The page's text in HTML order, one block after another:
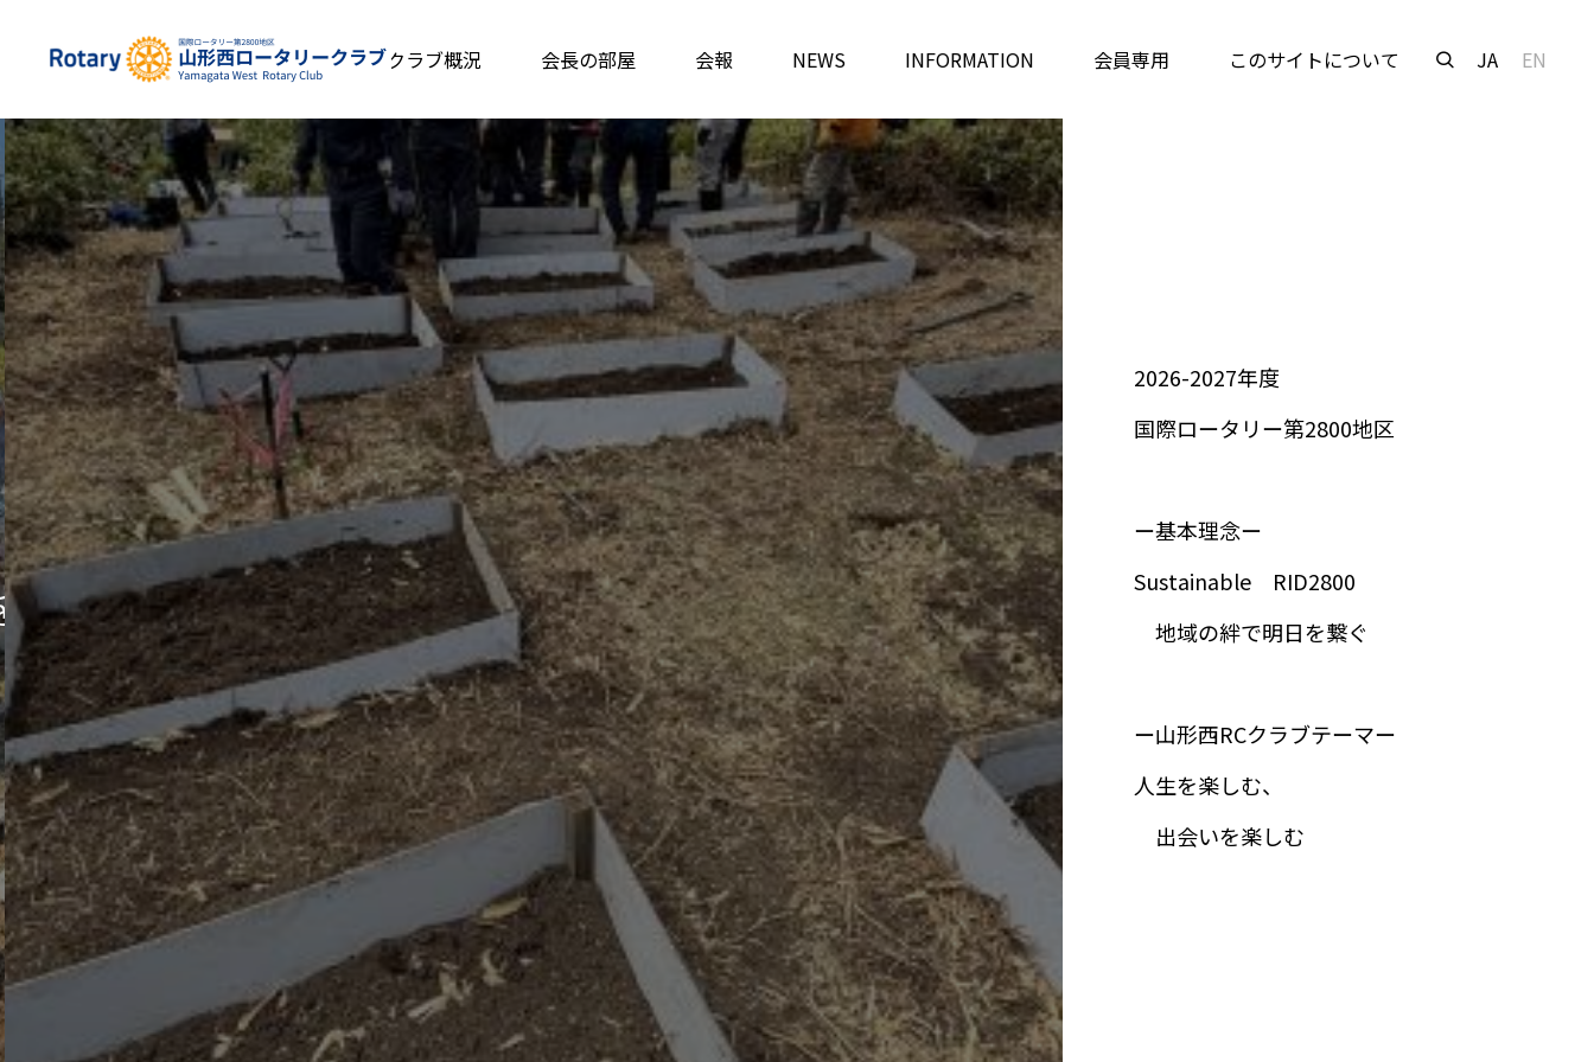
私たちについて クラブ概況 会長の部屋 会報 NEWS INFORMATION 会員専用 このサイトについて JA EN
山形西ロータリークラブ持続可能な蔵王樹氷再生プロジェクトを推進
2026-2027年度 第5グループ会員名簿作成について
2026-2027年度
国際ロータリー第2800地区
ー基本理念ー
Sustainable RID2800
地域の絆で明日を繋ぐ
ー山形西RCクラブテーマー
人生を楽しむ、
出会いを楽しむ